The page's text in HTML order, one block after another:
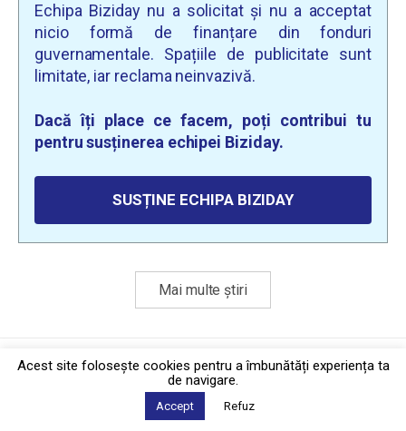
Echipa Biziday nu a solicitat și nu a acceptat
nicio formă de finanțare din fonduri
guvernamentale. Spațiile de publicitate sunt
limitate, iar reclama neinvazivă.
Dacă îți place ce facem, poți contribui tu
pentru susținerea echipei Biziday.
SUSȚINE ECHIPA BIZIDAY
Mai multe știri
Politica de confidențialitate·Contact
2026 © Biziday
Acest site foloseşte cookies pentru a îmbunătăți experiența ta
de navigare.
Accept Refuz